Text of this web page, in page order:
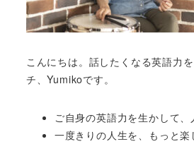
こんにちは。話したくなる英語力
チ、Yumikoです。
ご自身の英語力を生かして
一度きりの人生を、もっと